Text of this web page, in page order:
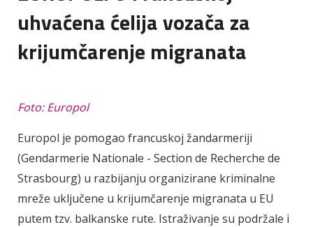
uhvaćena ćelija vozača za
krijumčarenje migranata
Foto: Europol
Europol je pomogao francuskoj žandarmeriji
(Gendarmerie Nationale - Section de Recherche de
Strasbourg) u razbijanju organizirane kriminalne
mreže uključene u krijumčarenje migranata u EU
putem tzv. balkanske rute. Istraživanje su podržale i